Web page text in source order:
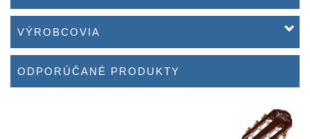
VÝROBCOVIA
ODPORÚČANÉ PRODUKTY